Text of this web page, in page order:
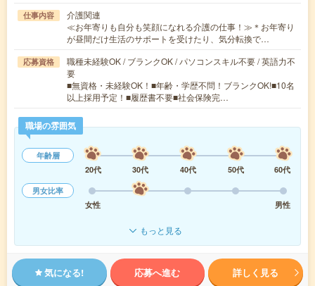
仕事内容
介護関連
≪お年寄りも自分も笑顔になれる介護の仕事！≫＊お年寄り
が昼間だけ生活のサポートを受けたり、気分転換で…
応募資格
職種未経験OK / ブランクOK / パソコンスキル不要 / 英語力不
要
■無資格・未経験OK！■年齢・学歴不問！ブランクOK!■10名
以上採用予定！■履歴書不要■社会保険完…
職場の雰囲気
年齢層
20代
30代 40代 50代
60代
男女比率
女性
男性
もっと見る
気になる! 応募へ進む 詳しく見る